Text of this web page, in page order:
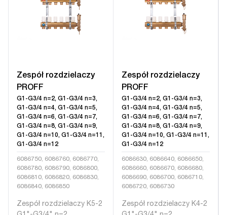
Zespół rozdzielaczy
PROFF
G1-G3/4 n=2, G1-G3/4 n=3,
G1-G3/4 n=4, G1-G3/4 n=5,
G1-G3/4 n=6, G1-G3/4 n=7,
G1-G3/4 n=8, G1-G3/4 n=9,
G1-G3/4 n=10, G1-G3/4 n=11,
G1-G3/4 n=12
6086750, 6086760, 6086770,
6086780, 6086790, 6086800,
6086810, 6086820, 6086830,
6086840, 6086850
Zespół rozdzielaczy K5-2
Zespół rozdzielaczy
PROFF
G1-G3/4 n=2, G1-G3/4 n=3,
G1-G3/4 n=4, G1-G3/4 n=5,
G1-G3/4 n=6, G1-G3/4 n=7,
G1-G3/4 n=8, G1-G3/4 n=9,
G1-G3/4 n=10, G1-G3/4 n=11,
G1-G3/4 n=12
6086630, 6086640, 6086650,
6086660, 6086670, 6086680,
6086690, 6086700, 6086710,
6086720, 6086730
Zespół rozdzielaczy K4-2